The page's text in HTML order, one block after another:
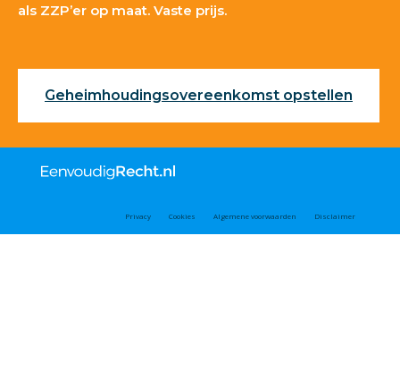
als ZZP’er op maat. Vaste prijs.
Geheimhoudingsovereenkomst opstellen
Privacy Cookies Algemene voorwaarden Disclaimer